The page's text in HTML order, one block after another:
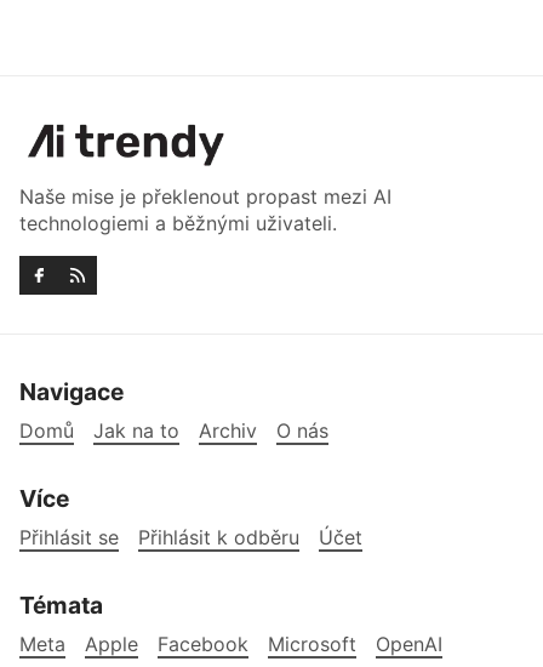
Naše mise je překlenout propast mezi AI
technologiemi a běžnými uživateli.
Navigace
Domů Jak na to Archiv O nás
Více
Přihlásit se Přihlásit k odběru Účet
Témata
Meta Apple Facebook Microsoft
OpenAI